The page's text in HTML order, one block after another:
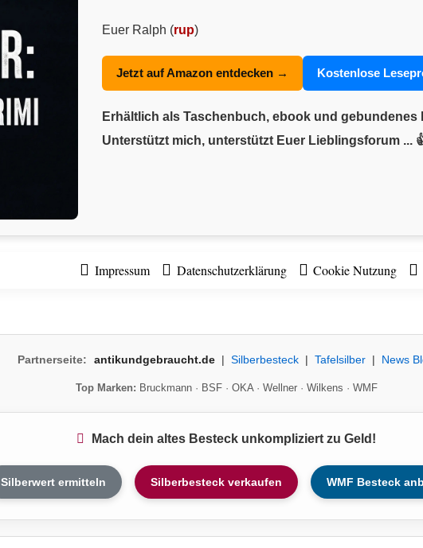
Euer Ralph (rup)
Jetzt auf Amazon entdecken → Kostenlose
Erhältlich als Taschenbuch, ebook und gebundenes
Unterstützt mich, unterstützt Euer Lieblingsforum ...
Impressum Datenschutzerklärung Cookie Nutzung
Partnerseite: antikundgebraucht.de | Silberbesteck | Tafelsilber | News
Top Marken: Bruckmann· BSF· OKA· Wellner· Wilkens · WMF
Mach dein altes Besteck unkompliziert zu Geld!
Silberwert ermitteln Silberbesteck verkaufen WMF Besteck